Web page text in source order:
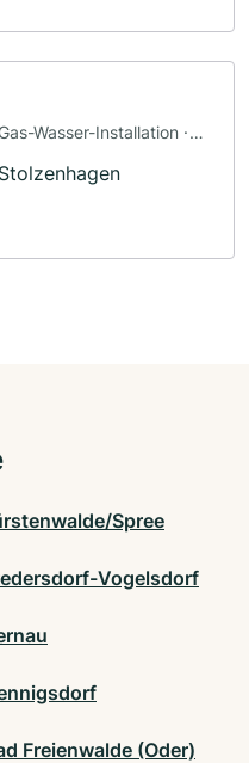
Wasser-Installation ·
Spree
Vogelsdorf
Freienwalde (Oder)